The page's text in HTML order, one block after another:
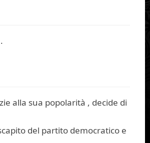
alla sua popolarità , decide di
del partito democratico e